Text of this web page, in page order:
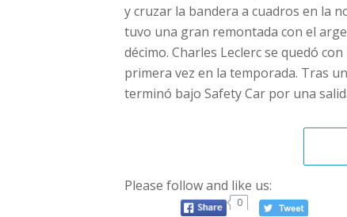
y cruzar la bandera a cuadros en la
tuvo una gran remontada con el
décimo. Charles Leclerc se quedó
primera vez en la temporada. Tras
terminó bajo Safety Car por una
Please follow and like us:
0